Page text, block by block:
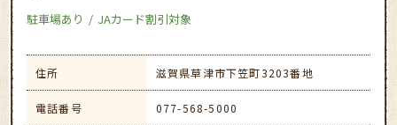
駐車場あり
JAカード割引対象
住所 滋賀県草津市下笠町3203番地
電話番号 077-568-5000